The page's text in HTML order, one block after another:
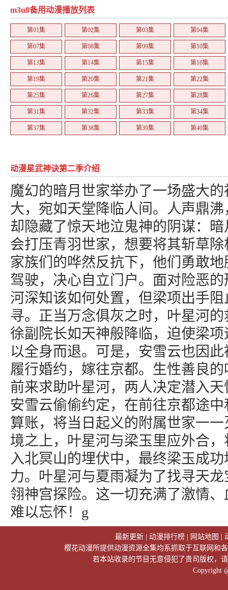
m3u8备用动漫播放列表
第01集 第02集 第03集 第04集
第07集 第08集 第09集 第10集
第13集 第14集 第15集 第16集
第19集 第20集 第21集 第22集
第25集 第26集 第27集 第28集
第31集 第32集 第33集 第34集
第37集 第38集 第39集 第40集
动漫星武神诀第二季介绍
魔幻的暗月世家举办了一场盛大
大，宛如天堂降临人间。人声鼎
却隐藏了惊天地泣鬼神的阴谋：
会打压青羽世家，想要将其斩草
家族们的哗然反抗下，他们勇敢
驾驶，决心自立门户。面对险恶
河深知该如何处置，但梁项出手
寻。正当万念俱灰之时，叶星河
徐副院长如天神般降临，迫使梁
以全身而退。可是，安雪云也因
履行婚约，嫁往京都。生性善良
前来求助叶星河，两人决定潜入
安雪云偷偷约定，在前往京都途
算账，将当日起义的附属世家一
境之上，叶星河与梁玉里应外合
入北冥山的埋伏中，最终梁玉成
力。叶星河与夏雨凝为了找寻天
翎神宫探险。这一切充满了激情
难以忘怀！g
最新更新 动漫排行榜 网站地图
樱花动漫所提供动漫资源全集均系抓取于互联网和
若本站收录的节目无意侵犯了贵司版权，
Copyright